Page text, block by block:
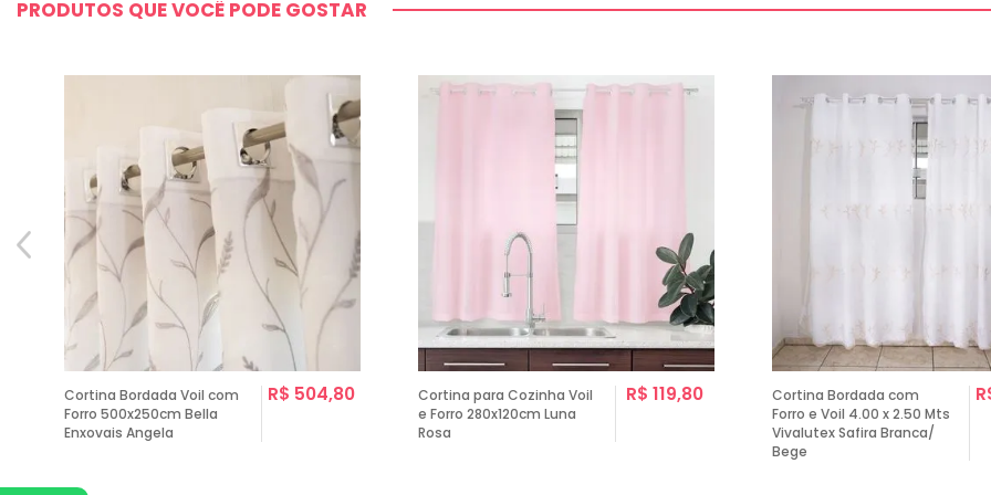
PRODUTOS QUE VOCÊ PODE GOSTAR
Cortina Bordada Voil com
Forro 500x250cm Bella
Enxovais Angela
R$ 504,80
Cortina para Cozinha Voil
e Forro 280x120cm Luna
Rosa
R$ 119,80
Cortina Bordada com
Forro e Voil 4.00 x 2.50 Mts
Vivalutex Safira Branca/
Bege